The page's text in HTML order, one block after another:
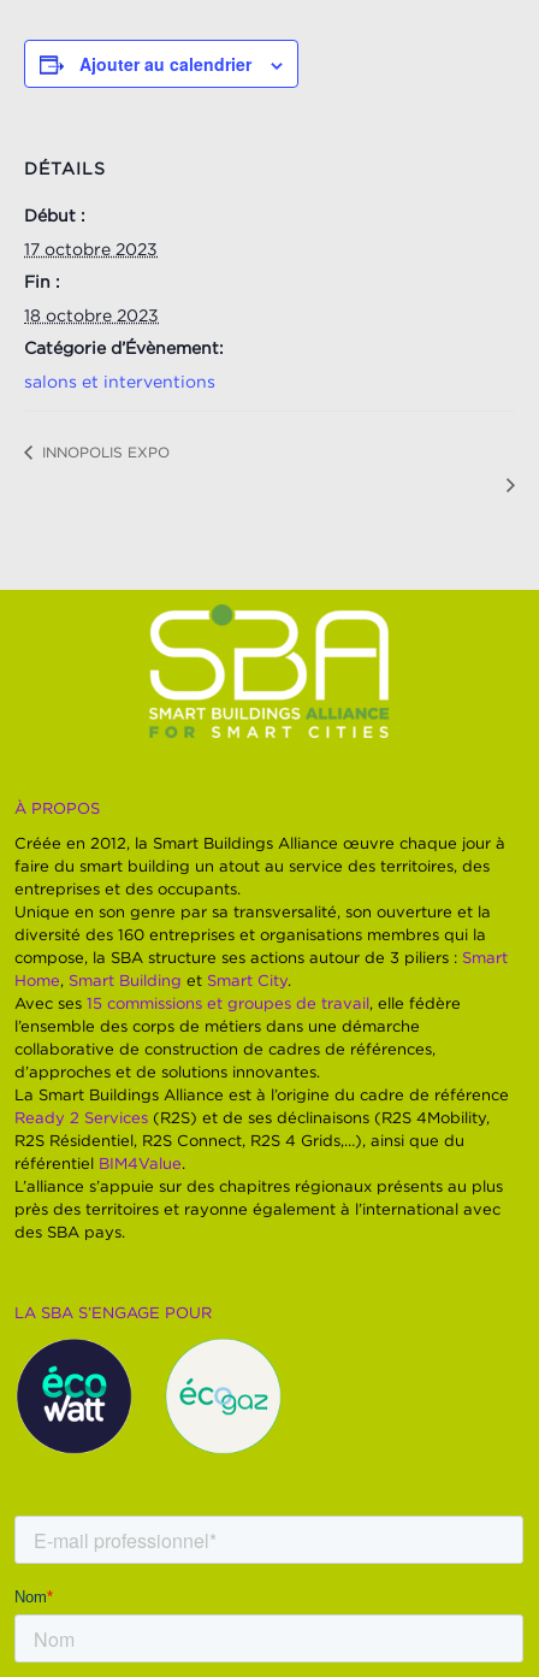
Ajouter au calendrier
DÉTAILS
Début :
17 octobre 2023
Fin :
18 octobre 2023
Catégorie d’Évènement:
salons et interventions
INNOPOLIS EXPO
À PROPOS
Créée en 2012, la Smart Buildings Alliance œuvre chaque jour à
faire du smart building un atout au service des territoires, des
entreprises et des occupants.
Unique en son genre par sa transversalité, son ouverture et la
diversité des 160 entreprises et organisations membres qui la
compose, la SBA structure ses actions autour de 3 piliers : Smart
Home
Smart Building et Smart City
Avec ses15 commissions et groupes de travail , elle fédère
l’ensemble des corps de métiers dans une démarche
collaborative de construction de cadres de références,
d’approches et de solutions innovantes.
La Smart Buildings Alliance est à l’origine du cadre de référence
Ready 2 Services (R2S) et de ses déclinaisons (R2S 4Mobility,
R2S Résidentiel, R2S Connect, R2S 4 Grids,…), ainsi que du
référentiel BIM4Value
L’alliance s’appuie sur des chapitres régionaux présents au plus
près des territoires et rayonne également à l’international avec
des SBA pays.
LA SBA S’ENGAGE POUR